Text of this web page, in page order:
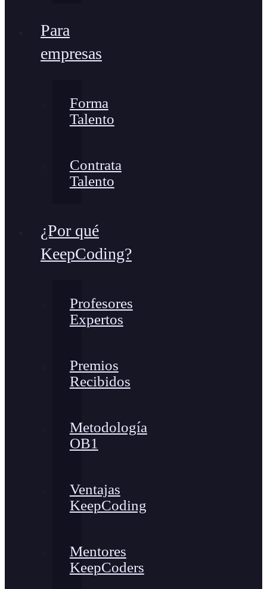
Para
empresas
Forma
Talento
Contrata
Talento
¿Por qué
KeepCoding?
Profesores
Expertos
Premios
Recibidos
Metodología
OB1
Ventajas
KeepCoding
Mentores
KeepCoders